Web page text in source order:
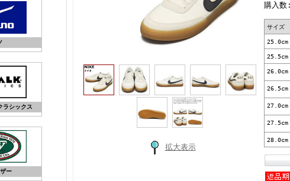
ラシックス
ー
拡大表示
購入数:
サイズ
25.0cm
25.5cm
26.0cm
26.5cm
27.0cm
27.5cm
28.0cm